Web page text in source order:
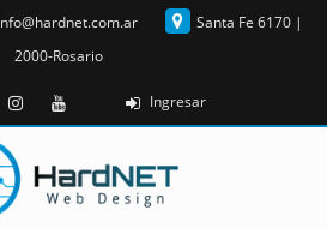
Santa Fe 6170 |
2000-Rosario
Ingresar